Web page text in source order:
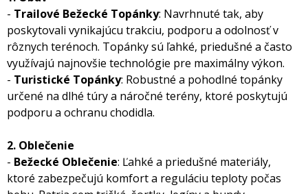
- Trailové Bežecké Topánky: Navrhnuté tak, aby
poskytovali vynikajúcu trakciu, podporu a odolnosť v
rôznych terénoch. Topánky sú ľahké, priedušné a často
využívajú najnovšie technológie pre maximálny výkon.
- Turistické Topánky: Robustné a pohodlné topánky
určené na dlhé túry a náročné terény, ktoré poskytujú
podporu a ochranu chodidla.
2. Oblečenie
- Bežecké Oblečenie: Ľahké a priedušné materiály,
ktoré zabezpečujú komfort a reguláciu teploty počas